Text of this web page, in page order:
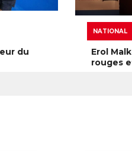
du
NATIONAL
Erol
rouges